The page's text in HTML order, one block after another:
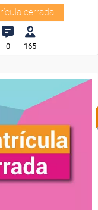
cerrada
0 165